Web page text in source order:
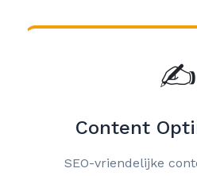
✍️
Content
SEO-vriendelijke